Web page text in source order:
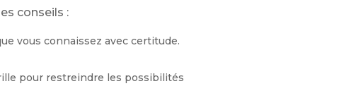
conseils :
vous connaissez avec certitude.
pour restreindre les possibilités